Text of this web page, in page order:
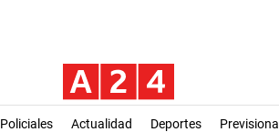
Policiales Actualidad Deportes Previsional